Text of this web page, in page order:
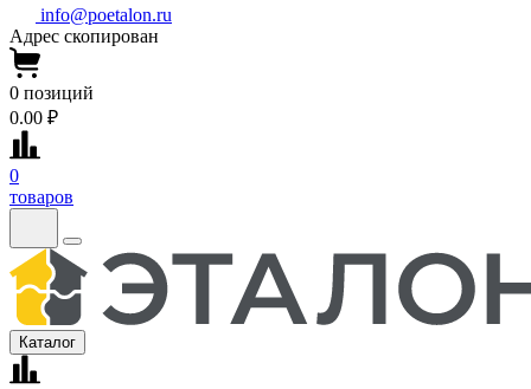
info@poetalon.ru
Адрес скопирован
0 позиций
0.00 ₽
0
товаров
Каталог